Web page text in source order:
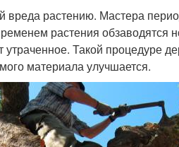
вреда растению. Мастера
растения
Такой процедуре
материала улучшается.